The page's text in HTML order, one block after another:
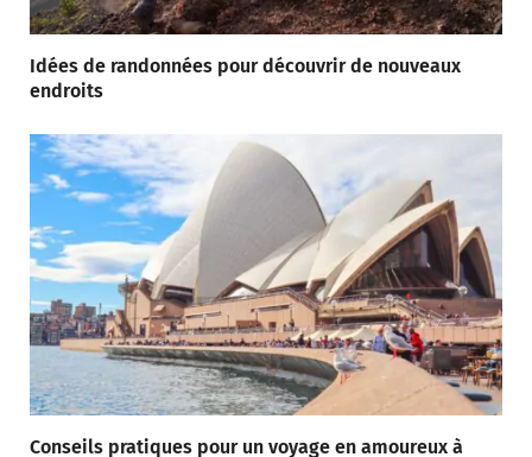
Idées de randonnées pour découvrir de nouveaux
endroits
Conseils pratiques pour un voyage en amoureux à